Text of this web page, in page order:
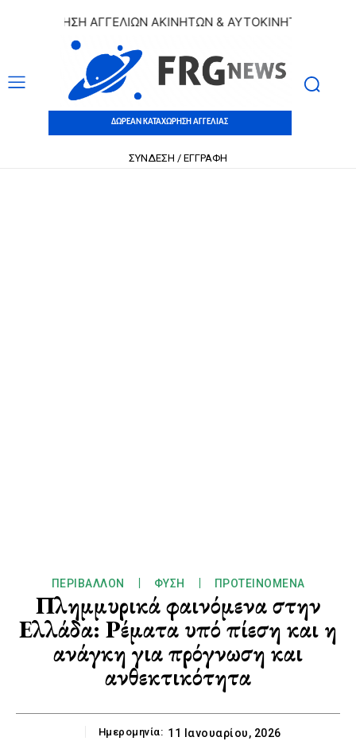
ΑΓΓΕΛΙΩΝ ΑΚΙΝΗΤΩΝ & ΑΥΤΟΚΙΝΗΤΩΝ | ΔΩΡΕΑΝ
ΔΩΡΕΑΝ ΚΑΤΑΧΩΡΗΣΗ ΑΓΓΕΛΙΑΣ
ΣΥΝΔΕΣΗ / ΕΓΓΡΑΦΗ
ΠΕΡΙΒΆΛΛΟΝ ΦΎΣΗ ΠΡΟΤΕΙΝΌΜΕΝΑ
Πλημμυρικά φαινόμενα στην
Ελλάδα: Ρέματα υπό πίεση και η
ανάγκη για πρόγνωση και
ανθεκτικότητα
Ημερομηνία: 11 Ιανουαρίου, 2026